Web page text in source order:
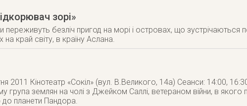
зорі»
переживуть безліч пригод на морі і островах, що зустрічаються
на край світу, в країну Аслана.
2011 Кінотеатр «Сокіл» (вул. В.Великого, 14а) Сеанси: 14:00,
група землян на чолі з Джейком Саллі, ветераном війни, в якого
до планети Пандора.